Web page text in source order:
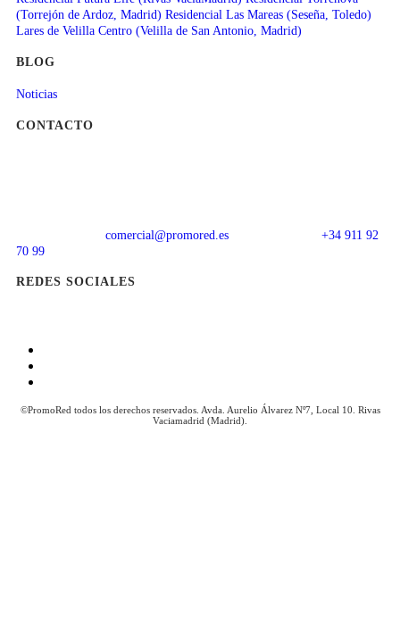
(Torrejón de Ardoz, Madrid) Residencial Las Mareas (Seseña, Toledo)
Lares de Velilla Centro (Velilla de San Antonio, Madrid)
BLOG
Noticias
CONTACTO
comercial@promored.es
+34 911 92
70 99
REDES SOCIALES
©PromoRed todos los derechos reservados. Avda. Aurelio Álvarez Nº7, Local 10. Rivas
Vaciamadrid (Madrid).